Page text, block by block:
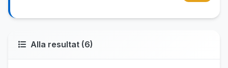
Alla resultat (6)